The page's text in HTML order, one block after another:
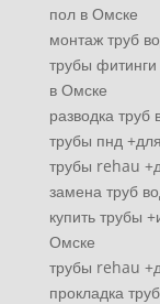
пол в Омске
монтаж труб
трубы
в Омске
разводка
трубы пнд
трубы rehau
замена труб
купить трубы
Омске
трубы rehau
прокладка